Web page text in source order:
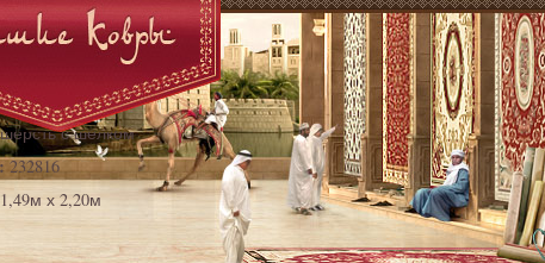
с шёлком
232816
1,49м х 2,20м